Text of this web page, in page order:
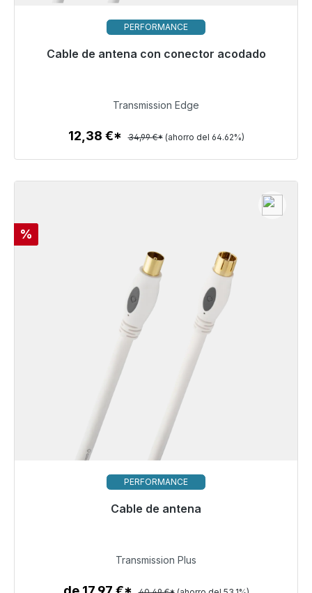
PERFORMANCE
Cable de antena con conector acodado
Listo para envío inmediato, plazo de entrega 48h*
Detalles
Transmission Edge
12,38 €* 34,99 €* (ahorro del 64.62%)
Descuento
%
PERFORMANCE
Cable de antena
Listo para envío inmediato, plazo de entrega 48h*
Transmission Plus